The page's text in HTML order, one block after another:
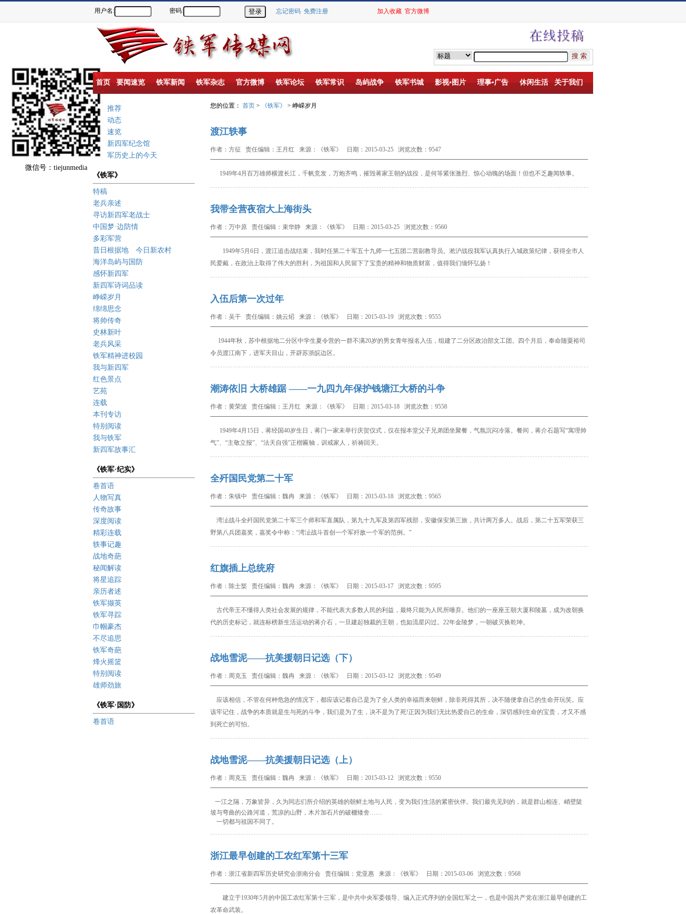
微信号：tiejunmedia
用户名: 密码: 忘记密码 免费注册 加入收藏 官方微博
首页 要闻速览 铁军新闻 铁军杂志 官方微博 铁军论坛 铁军常识 岛屿战争 铁军书城 影视▪图片 理事▪广告 休闲生活 关于我们
重点推荐
新闻动态
要闻速览
盐城新四军纪念馆
新四军历史上的今天
《铁军》
特稿
老兵亲述
寻访新四军老战士
中国梦·边防情
多彩军营
昔日根据地 今日新农村
海洋岛屿与国防
感怀新四军
新四军诗词品读
峥嵘岁月
绵绵思念
将帅传奇
史林新叶
老兵风采
铁军精神进校园
我与新四军
红色景点
艺苑
连载
本刊专访
特别阅读
我与铁军
新四军故事汇
《铁军·纪实》
卷首语
人物写真
传奇故事
深度阅读
精彩连载
轶事记趣
战地奇葩
秘闻解读
将星追踪
亲历者述
铁军撷英
铁军寻踪
巾帼豪杰
不尽追思
铁军奇葩
烽火摇篮
特别阅读
雄师劲旅
《铁军·国防》
卷首语
您的位置： 首页 > 《铁军》 > 峥嵘岁月
渡江轶事
作者：方征 责任编辑：王月红 来源：《铁军》 日期：2015-03-25 浏览次数：9547
1949年4月百万雄师横渡长江，千帆竞发，万炮齐鸣，摧毁蒋家王朝的战役，是何等紧张激烈、惊心动魄的场面！但也不乏趣闻轶事。
我带全营夜宿大上海街头
作者：万中原 责任编辑：束华静 来源：《铁军》 日期：2015-03-25 浏览次数：9560
1949年5月 6日，渡江追击战结束， 我时任第二十军五十九师一七五团二营副教导员。 淞沪战役我军认真执行入城政策纪律，获得全市人
民爱戴，在政治上取得了伟大的胜利，为祖国和人民留下了宝贵的精神和物质财富，值得我们缅怀弘扬！
入伍后第一次过年
作者：吴干 责任编辑：姚云炤 来源：《铁军》 日期：2015-03-19 浏览次数：9555
1944年秋，苏中根据地二分区中学生夏令营的一群不满20岁的男女青年报名入伍，组建了二分区政治部文工团。四个月后，奉命随粟裕司
令员渡江南下，进军天目山，开辟苏浙皖边区。
潮涛依旧 大桥雄踞 ——一九四九年保护钱塘江大桥的斗争
作者：黄荣波 责任编辑：王月红 来源：《铁军》 日期：2015-03-18 浏览次数：9558
1949年4月 15日，蒋经国40岁生日，蒋门一家未举行庆贺仪式，仅在报本堂父子兄弟团坐聚餐，气氛沉闷冷落。餐间，蒋介石题写“寓理帅
气”、“主敬立报”、“法天自强”正楷匾轴，训戒家人，祈祷回天。
全歼国民党第二十军
作者：朱镇中 责任编辑：魏冉 来源：《铁军》 日期：2015-03-18 浏览次数：9565
湾沚战斗全歼国民党第二十军三个师和军直属队，第九十九军及第四军残部，安徽保安第三旅，共计两万多人。 战后，第二十五军荣获三
野第八兵团嘉奖，嘉奖令中称：“湾沚战斗首创一个军歼敌一个军的范例。”
红旗插上总统府
作者：陈士榘 责任编辑：魏冉 来源：《铁军》 日期：2015-03-17 浏览次数：9595
古代帝王不懂得人类社会发展的规律，不能代表大多数人民的利益，最终只能为人民所唾弃。他们的一座座王朝大厦和陵墓，成为改朝换
代的历史标记，就连标榜新生活运动的蒋介石，一旦建起独裁的王朝，也如流星闪过。22年金陵梦，一朝破灭换乾坤。
战地雪泥——抗美援朝日记选（下）
作者：周克玉 责任编辑：魏冉 来源：《铁军》 日期：2015-03-12 浏览次数：9549
应该相信，不管在何种危急的情况下，都应该记着自己是为了全人类的幸福而来朝鲜，除非死得其所，决不随便拿自己的生命开玩笑。应
该牢记住，战争的本质就是生与死的斗争，我们是为了生，决不是为了死!正因为我们无比热爱自己的生命，深切感到生命的宝贵，才又不感
到死亡的可怕。
战地雪泥——抗美援朝日记选（上）
作者：周克玉 责任编辑：魏冉 来源：《铁军》 日期：2015-03-12 浏览次数：9550
一江之隔，万象皆异，久为同志们所介绍的英雄的朝鲜土地与人民，变为我们生活的紧密伙伴。我们最先见到的，就是群山相连、峭壁陡
坡与弯曲的公路河道，荒凉的山野，木片加石片的破棚矮舍……
一切都与祖国不同了。
浙江最早创建的工农红军第十三军
作者：浙江省新四军历史研究会浙南分会 责任编辑：党亚惠 来源：《铁军》 日期：2015-03-06 浏览次数：9568
建立于1930年5月的中国工农红军第十三军，是中共中央军委领导、编入正式序列的全国红军之一，也是中国共产党在浙江最早创建的工
农革命武装。